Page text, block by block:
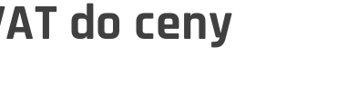
do ceny